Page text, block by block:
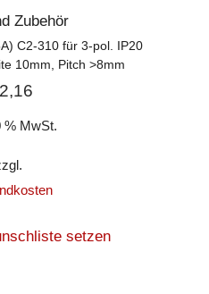
Zubehör
C2-310 für 3-pol. IP20
10mm, Pitch >8mm
% MwSt.
setzen